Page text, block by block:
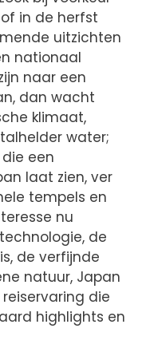
in de herfst
uitzichten
nationaal
naar een
dan wacht
klimaat,
water;
een
laat zien, ver
tempels en
nu
de
de verfijnde
natuur, Japan
die
highlights en